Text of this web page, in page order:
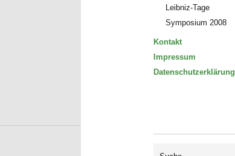
Leibniz-Tage
Symposium 2008
Kontakt
Impressum
Datenschutzerklärung